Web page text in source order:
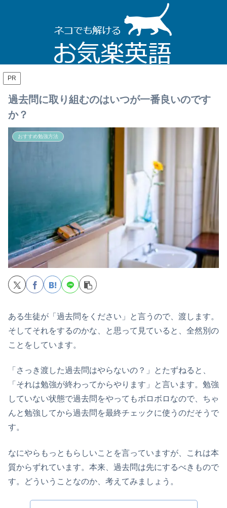
PR
過去問に取り組むのはいつが一番良いのです
か？
おすすめ勉強方法
ある生徒が「過去問をください」と言うので、渡します。
そしてそれをするのかな、と思って見ていると、全然別の
ことをしています。
「さっき渡した過去問はやらないの？」とたずねると、
「それは勉強が終わってからやります」と言います。勉強
していない状態で過去問をやってもボロボロなので、ちゃ
んと勉強してから過去問を最終チェックに使うのだそうで
す。
なにやらもっともらしいことを言っていますが、これは本
質からずれています。本来、過去問は先にするべきもので
す。どういうことなのか、考えてみましょう。